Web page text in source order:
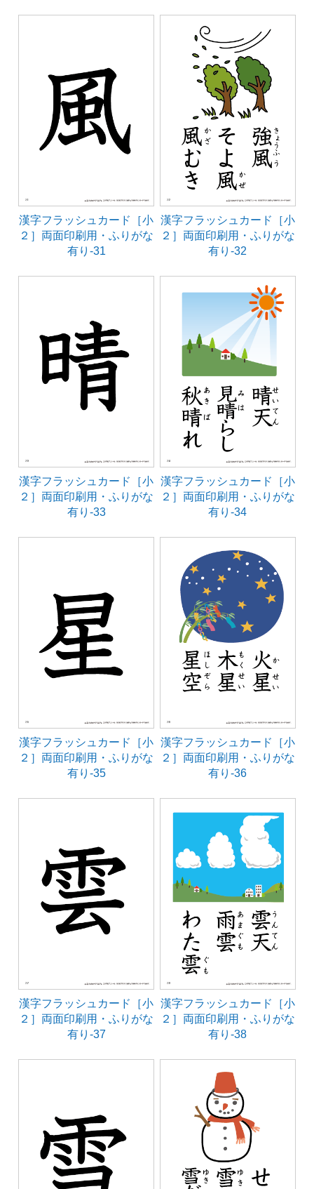
漢字フラッシュカード［小
２］両面印刷用・ふりがな
有り-31
漢字フラッシュカード［小
２］両面印刷用・ふりがな
有り-32
漢字フラッシュカード［小
２］両面印刷用・ふりがな
有り-33
漢字フラッシュカード［小
２］両面印刷用・ふりがな
有り-34
漢字フラッシュカード［小
２］両面印刷用・ふりがな
有り-35
漢字フラッシュカード［小
２］両面印刷用・ふりがな
有り-36
漢字フラッシュカード［小
２］両面印刷用・ふりがな
有り-37
漢字フラッシュカード［小
２］両面印刷用・ふりがな
有り-38